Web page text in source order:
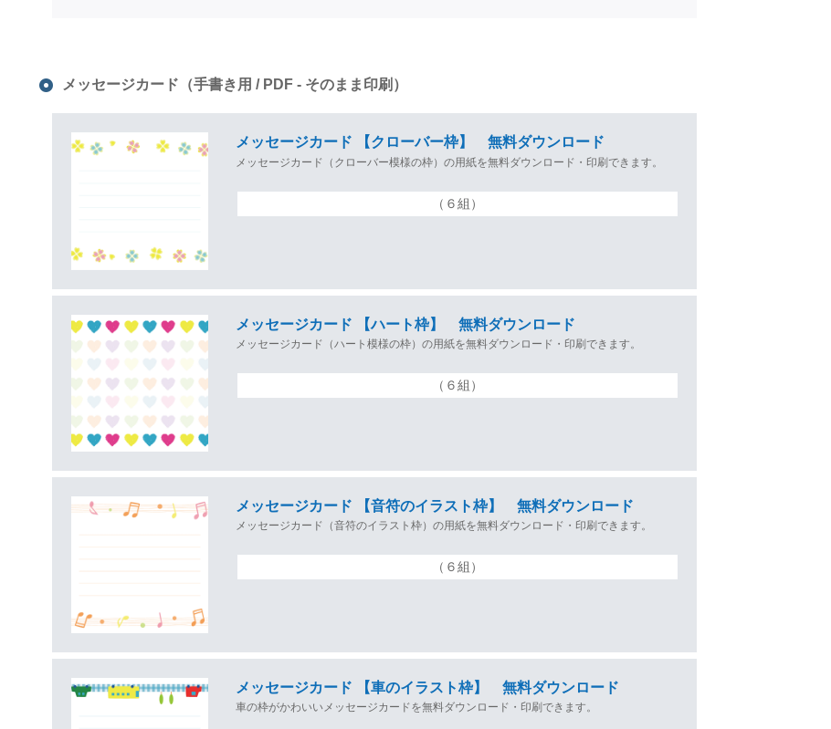
メッセージカード（手書き用 / PDF - そのまま印刷）
メッセージカード 【クローバー枠】 無料ダウンロード
メッセージカード（クローバー模様の枠）の用紙を無料ダウンロード・印刷できます。
（６組）
メッセージカード 【ハート枠】 無料ダウンロード
メッセージカード（ハート模様の枠）の用紙を無料ダウンロード・印刷できます。
（６組）
メッセージカード 【音符のイラスト枠】 無料ダウンロード
メッセージカード（音符のイラスト枠）の用紙を無料ダウンロード・印刷できます。
（６組）
メッセージカード 【車のイラスト枠】 無料ダウンロード
車の枠がかわいいメッセージカードを無料ダウンロード・印刷できます。